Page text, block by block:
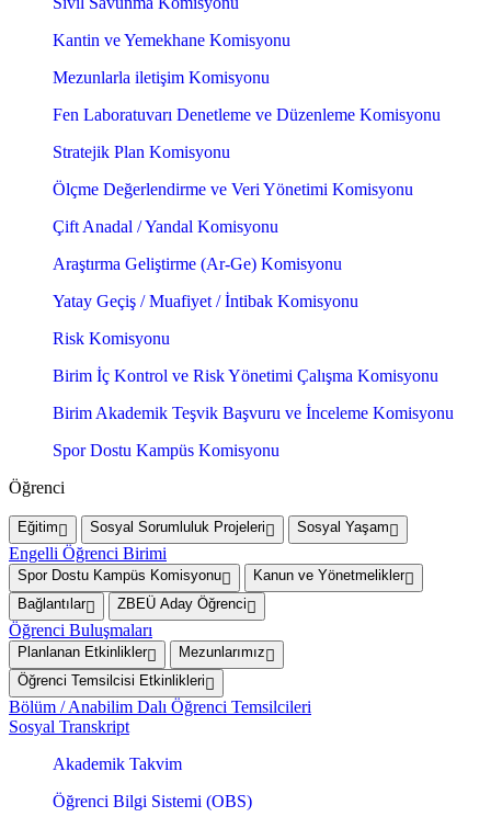
Kantin ve Yemekhane Komisyonu
Mezunlarla iletişim Komisyonu
Fen Laboratuvarı Denetleme ve Düzenleme Komisyonu
Stratejik Plan Komisyonu
Ölçme Değerlendirme ve Veri Yönetimi Komisyonu
Çift Anadal / Yandal Komisyonu
Araştırma Geliştirme (Ar-Ge) Komisyonu
Yatay Geçiş / Muafiyet / İntibak Komisyonu
Risk Komisyonu
Birim İç Kontrol ve Risk Yönetimi Çalışma Komisyonu
Birim Akademik Teşvik Başvuru ve İnceleme Komisyonu
Spor Dostu Kampüs Komisyonu
Öğrenci
Eğitim Sosyal Sorumluluk Projeleri Sosyal Yaşam
Engelli Öğrenci Birimi
Spor Dostu Kampüs Komisyonu
Kanun ve Yönetmelikler
Bağlantılar
ZBEÜ Aday Öğrenci
Öğrenci Buluşmaları
Planlanan Etkinlikler
Mezunlarımız
Öğrenci Temsilcisi Etkinlikleri
Bölüm / Anabilim Dalı Öğrenci Temsilcileri
Sosyal Transkript
Akademik Takvim
Öğrenci Bilgi Sistemi (OBS)